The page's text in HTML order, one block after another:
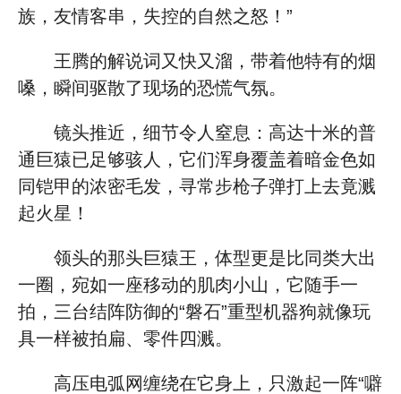
族，友情客串，失控的自然之怒！”
王腾的解说词又快又溜，带着他特有的烟
嗓，瞬间驱散了现场的恐慌气氛。
镜头推近，细节令人窒息：高达十米的普
通巨猿已足够骇人，它们浑身覆盖着暗金色如
同铠甲的浓密毛发，寻常步枪子弹打上去竟溅
起火星！
领头的那头巨猿王，体型更是比同类大出
一圈，宛如一座移动的肌肉小山，它随手一
拍，三台结阵防御的“磐石”重型机器狗就像玩
具一样被拍扁、零件四溅。
高压电弧网缠绕在它身上，只激起一阵“噼